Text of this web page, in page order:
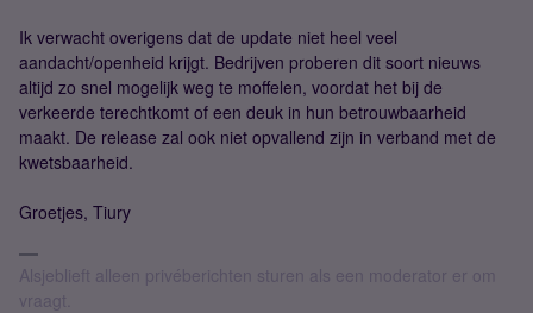
Ik verwacht overigens dat de update niet heel veel
aandacht/openheid krijgt. Bedrijven proberen dit soort nieuws
altijd zo snel mogelijk weg te moffelen, voordat het bij de
verkeerde terechtkomt of een deuk in hun betrouwbaarheid
maakt. De release zal ook niet opvallend zijn in verband met de
kwetsbaarheid.
Groetjes, Tiury
Alsjeblieft alleen privéberichten sturen als een moderator er om
vraagt.